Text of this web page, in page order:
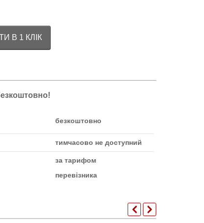
В 1 КЛІК
безкоштовно
тимчасово не доступний
за тарифом
перевізника